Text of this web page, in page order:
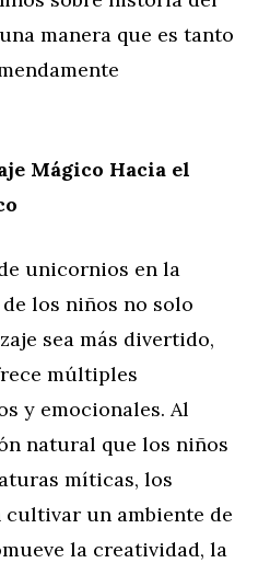
manera que es tanto
Mágico Hacia el
unicornios en la
los niños no solo
sea más divertido,
múltiples
y emocionales. Al
natural que los niños
míticas, los
cultivar un ambiente de
la creatividad, la